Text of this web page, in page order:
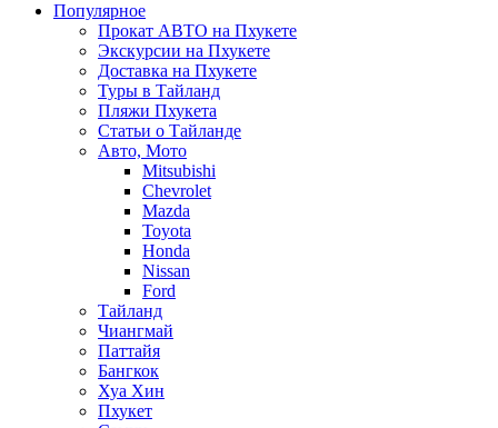
Популярное
Прокат АВТО на Пхукете
Экскурсии на Пхукете
Доставка на Пхукете
Туры в Тайланд
Пляжи Пхукета
Статьи о Тайланде
Авто, Мото
Mitsubishi
Chevrolet
Mazda
Toyota
Honda
Nissan
Ford
Тайланд
Чиангмай
Паттайя
Бангкок
Хуа Хин
Пхукет